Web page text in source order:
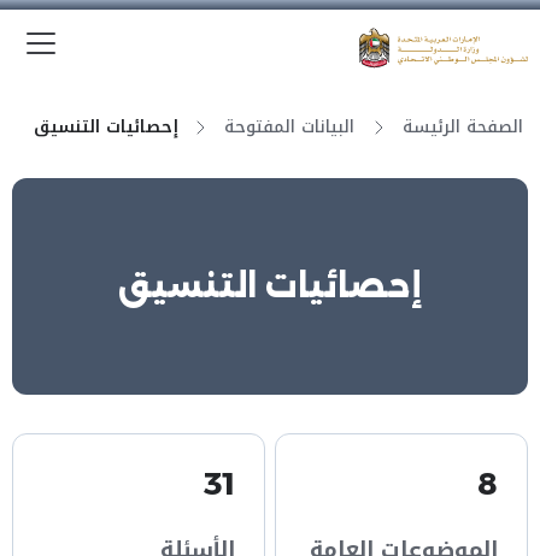
الصفحة الرئيسة البيانات المفتوحة إحصائيات التنسيق
إحصائيات التنسيق
8
31